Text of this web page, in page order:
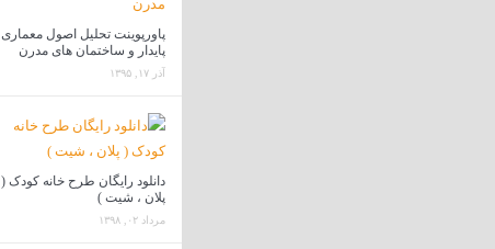
پاورپوینت تحلیل اصول معماری
پایدار و ساختمان های مدرن
آذر ۱۷, ۱۳۹۵
دانلود رایگان طرح خانه کودک (
پلان ، شیت )
مرداد ۰۲, ۱۳۹۸